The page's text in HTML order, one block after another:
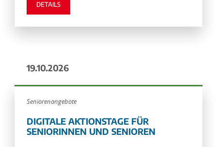
DETAILS
19.10.2026
Seniorenangebote
DIGITALE AKTIONSTAGE FÜR
SENIORINNEN UND SENIOREN